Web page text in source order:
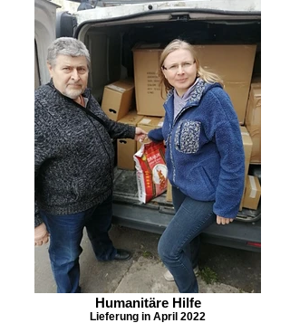
Humanitäre Hilfe
Lieferung in April 2022